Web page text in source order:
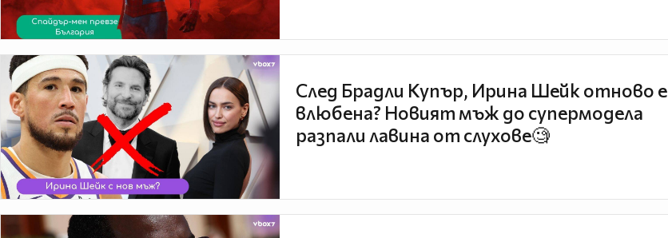
След Брадли Купър, Ирина Шейк отново е
влюбена? Новият мъж до супермодела
разпали лавина от слухове🧐